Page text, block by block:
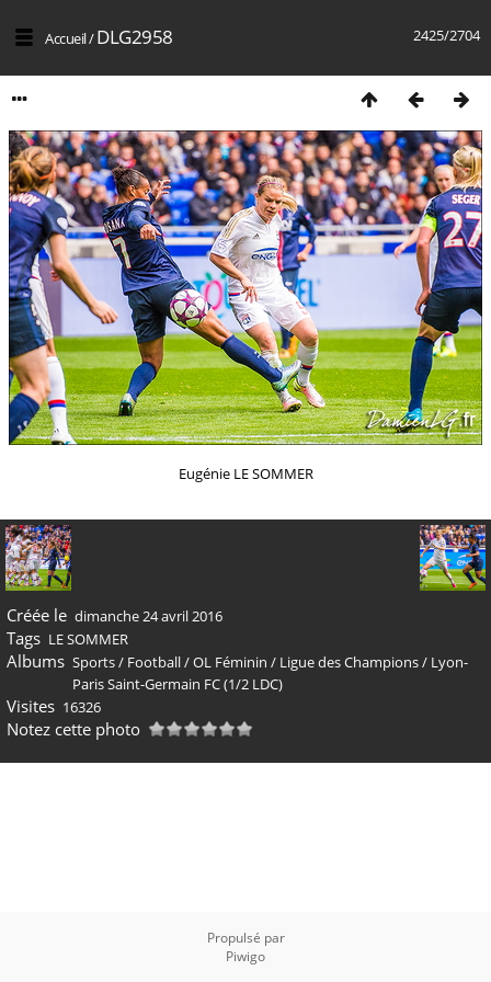
2425/2704
Accueil/DLG2958
Eugénie LE SOMMER
Créée le dimanche 24 avril 2016
Tags LE SOMMER
Albums Sports/ Football/OL Féminin / Ligue des Champions/ Lyon-
Paris Saint-Germain FC (1/2 LDC)
Visites 16326
Notez cette photo
Propulsé par
Piwigo